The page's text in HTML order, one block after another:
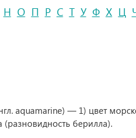
Н О П Р С Т У Ф Х Ц
aquamarine) — 1) цвет
(разновидность берилла).